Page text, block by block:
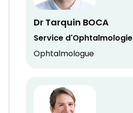
Dr Tarquin BOCA
Service d'Ophtalmologie
Ophtalmologue